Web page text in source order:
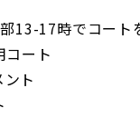
17時でコート
コート
ト